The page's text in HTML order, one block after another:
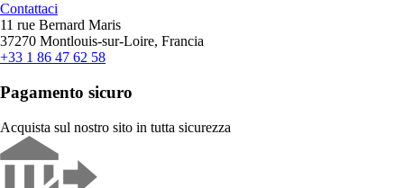
Contattaci
11 rue Bernard Maris
37270 Montlouis-sur-Loire, Francia
+33 1 86 47 62 58
Pagamento sicuro
Acquista sul nostro sito in tutta sicurezza